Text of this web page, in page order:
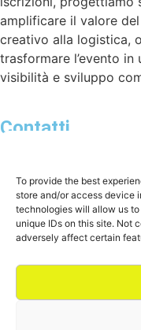
To provide the best
store and/or access device
technologies will allow us
unique IDs on this site. Not
adversely affect certain
amplificare il valore
creativo alla logistica,
trasformare l’evento in
visibilità e sviluppo
Contatti
Raccontaci il tuo
BOLD SHOWROOM–
Porta Nuova, 20121
BOLD PRODUCTION–
– Via
25126 Brescia (BS)